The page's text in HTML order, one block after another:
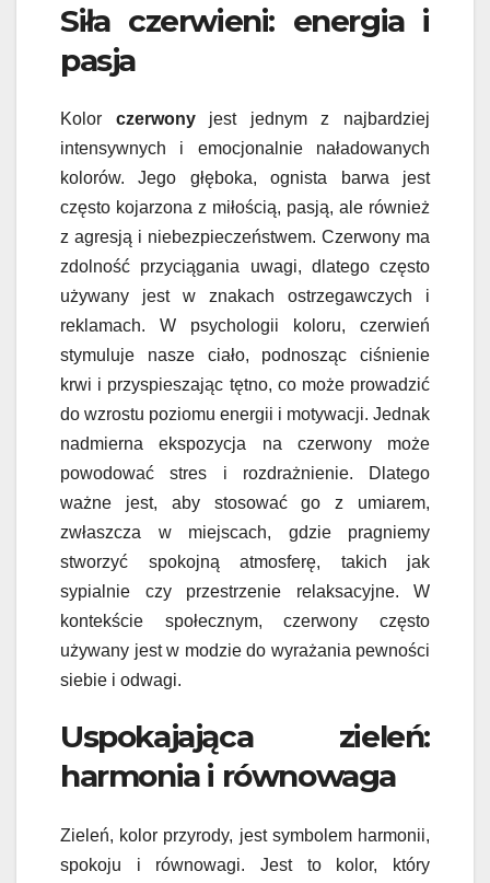
Siła czerwieni: energia i
pasja
Kolor czerwonyjest jednym z najbardziej
intensywnych i emocjonalnie naładowanych
kolorów. Jego głęboka, ognista barwa jest
często kojarzona z miłością, pasją, ale również
z agresją i niebezpieczeństwem. Czerwony ma
zdolność przyciągania uwagi, dlatego często
używany jest w znakach ostrzegawczych i
reklamach. W psychologii koloru, czerwień
stymuluje nasze ciało, podnosząc ciśnienie
krwi i przyspieszając tętno, co może prowadzić
do wzrostu poziomu energii i motywacji. Jednak
nadmierna ekspozycja na czerwony może
powodować stres i rozdrażnienie. Dlatego
ważne jest, aby stosować go z umiarem,
zwłaszcza w miejscach, gdzie pragniemy
stworzyć spokojną atmosferę, takich jak
sypialnie czy przestrzenie relaksacyjne. W
kontekście społecznym, czerwony często
używany jest w modzie do wyrażania pewności
siebie i odwagi.
Uspokajająca zieleń:
harmonia i równowaga
Zieleń, kolor przyrody, jest symbolem harmonii,
spokoju i równowagi. Jest to kolor, który